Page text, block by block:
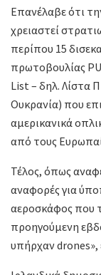
Επανέλαβε ότι
χρειαστεί
περίπου 15
πρωτοβουλίας
List – δηλ. Λίστα
Ουκρανία) που
αμερικανικά
από τους
Τέλος, όπως
αναφορές για
αεροσκάφος που
προηγούμενη
υπήρχαν drones»,